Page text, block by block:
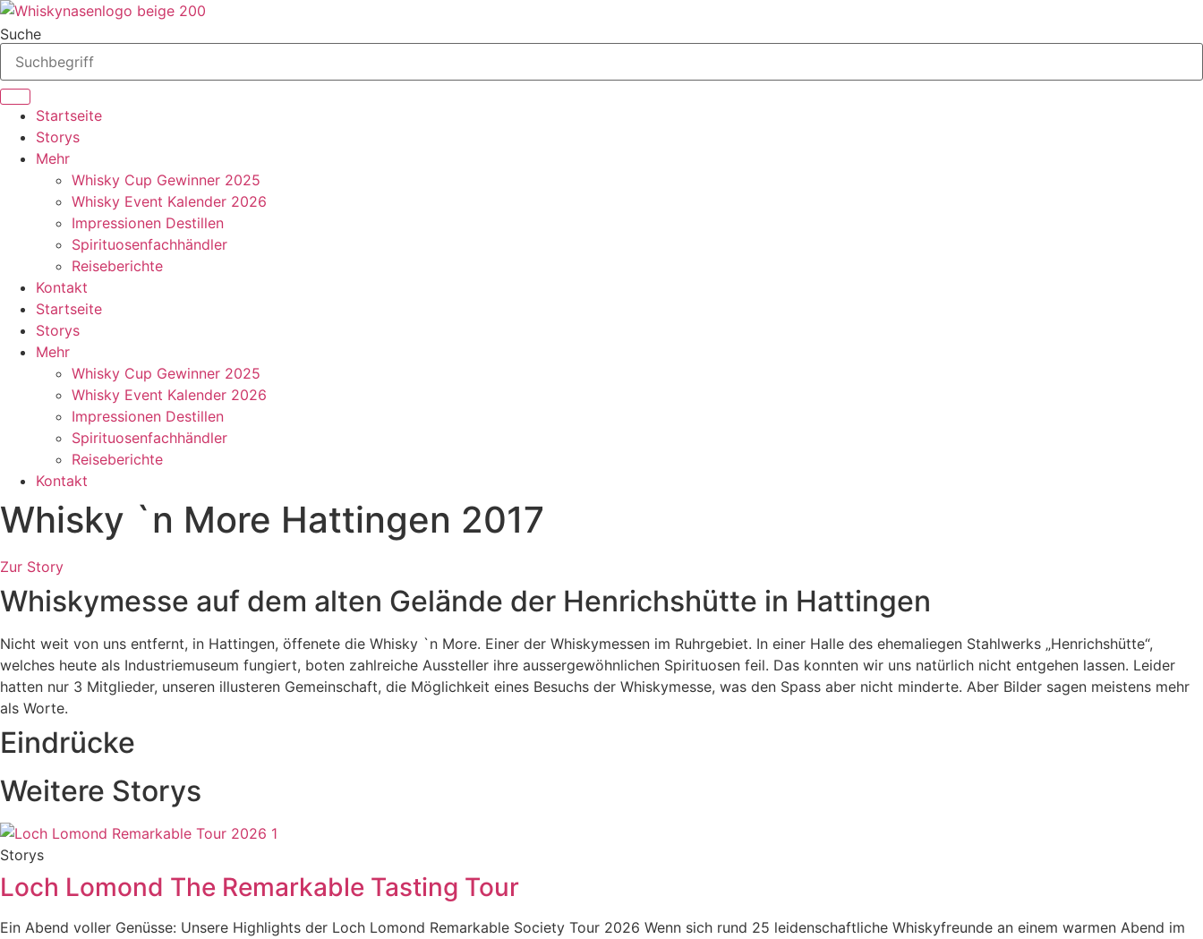
Zum
Inhalt
springen
Suche
Startseite
Storys
Mehr
Whisky Cup Gewinner 2025
Whisky Event Kalender 2026
Impressionen Destillen
Spirituosenfachhändler
Reiseberichte
Kontakt
Startseite
Storys
Mehr
Whisky Cup Gewinner 2025
Whisky Event Kalender 2026
Impressionen Destillen
Spirituosenfachhändler
Reiseberichte
Kontakt
Whisky `n More Hattingen 2017
Zur Story
Whiskymesse auf dem alten Gelände der Henrichshütte in Hattingen
Nicht weit von uns entfernt, in Hattingen, öffenete die Whisky `n More. Einer der Whiskymessen im Ruhrgebiet. In einer Halle des ehemaliegen Stahlwerks „Henrichshütte“,
welches heute als Industriemuseum fungiert, boten zahlreiche Aussteller ihre aussergewöhnlichen Spirituosen feil. Das konnten wir uns natürlich nicht entgehen lassen. Leider
hatten nur 3 Mitglieder, unseren illusteren Gemeinschaft, die Möglichkeit eines Besuchs der Whiskymesse, was den Spass aber nicht minderte. Aber Bilder sagen meistens mehr
als Worte.
Eindrücke
Weitere Storys
Storys
Loch Lomond The Remarkable Tasting Tour
Ein Abend voller Genüsse: Unsere Highlights der Loch Lomond Remarkable Society Tour 2026 Wenn sich rund 25 leidenschaftliche Whiskyfreunde an einem warmen Abend im